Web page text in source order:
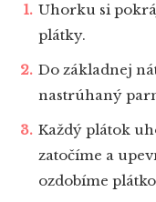
Uhorku si
plátky.
Do základnej
nastrúhaný
Každý plátok
zatočíme a
ozdobíme